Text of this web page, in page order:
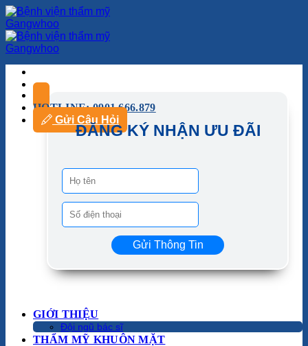
HOTLINE: 0901.666.879
Gửi Câu Hỏi
ĐĂNG KÝ NHẬN ƯU ĐÃI
Gửi Thông Tin
GIỚI THIỆU
Đội ngũ bác sĩ
THẨM MỸ KHUÔN MẶT